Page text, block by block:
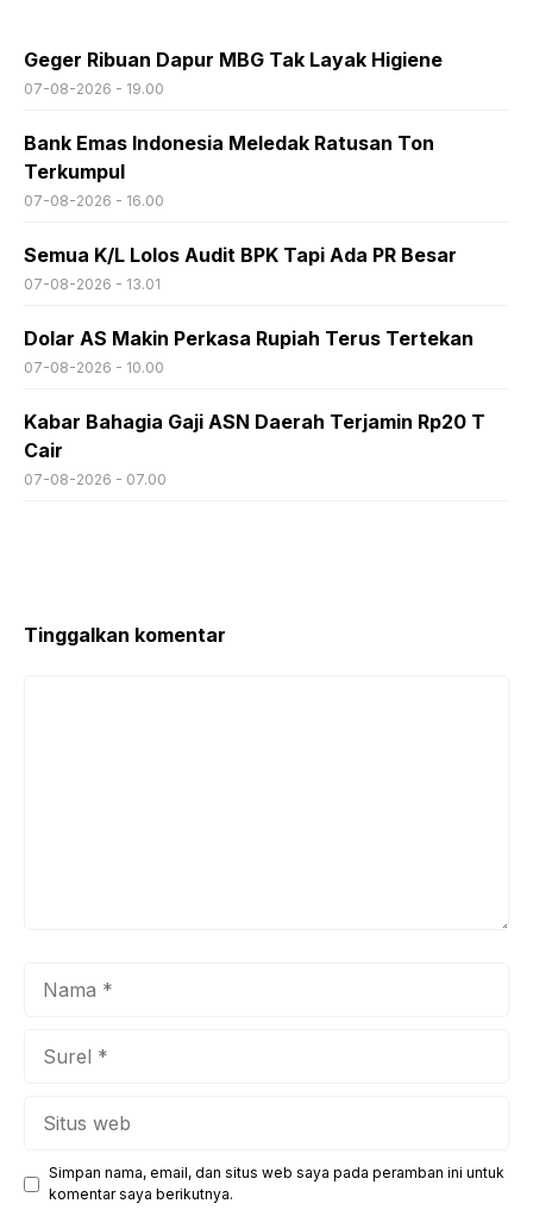
Geger Ribuan Dapur MBG Tak Layak Higiene
07-08-2026 - 19.00
Bank Emas Indonesia Meledak Ratusan Ton
Terkumpul
07-08-2026 - 16.00
Semua K/L Lolos Audit BPK Tapi Ada PR Besar
07-08-2026 - 13.01
Dolar AS Makin Perkasa Rupiah Terus Tertekan
07-08-2026 - 10.00
Kabar Bahagia Gaji ASN Daerah Terjamin Rp20 T
Cair
07-08-2026 - 07.00
Tinggalkan komentar
Simpan nama, email, dan situs web saya pada peramban ini untuk
komentar saya berikutnya.